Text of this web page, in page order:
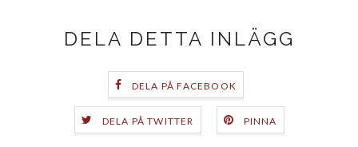
DELA DETTA INLÄGG
DELA PÅ FACEBOOK
DELA PÅ TWITTER PINNA